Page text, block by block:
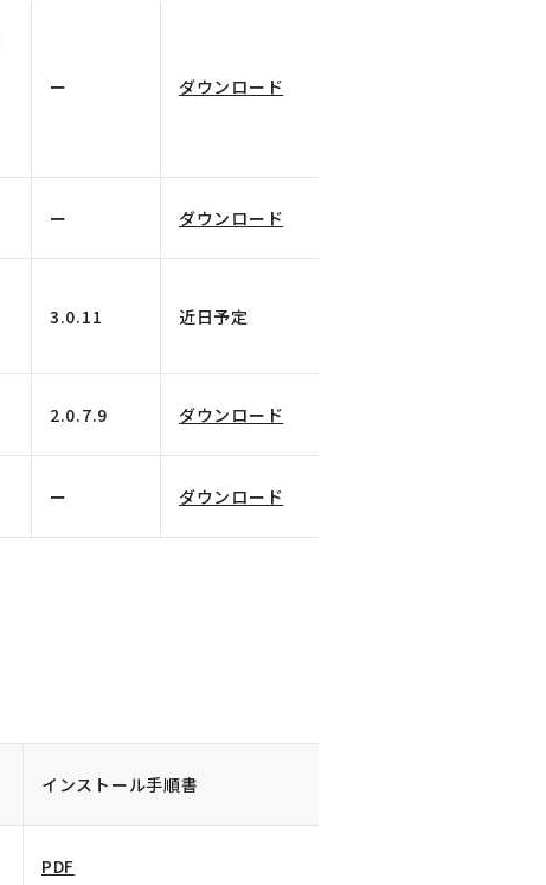
ー ダウンロード
ー ダウンロード
3.0.11 近日予定
2.0.7.9 ダウンロード
ー ダウンロード
インストール手順書
PDF